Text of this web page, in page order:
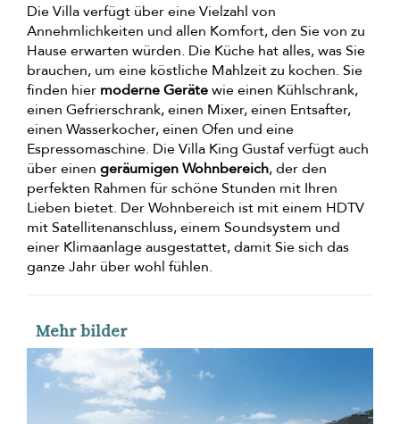
Die Villa verfügt über eine Vielzahl von
Annehmlichkeiten und allen Komfort, den Sie von zu
Hause erwarten würden. Die Küche hat alles, was Sie
brauchen, um eine köstliche Mahlzeit zu kochen. Sie
finden hier moderne Gerätewie einen Kühlschrank,
einen Gefrierschrank, einen Mixer, einen Entsafter,
einen Wasserkocher, einen Ofen und eine
Espressomaschine. Die Villa King Gustaf verfügt auch
über einen geräumigen Wohnbereich, der den
perfekten Rahmen für schöne Stunden mit Ihren
Lieben bietet. Der Wohnbereich ist mit einem HDTV
mit Satellitenanschluss, einem Soundsystem und
einer Klimaanlage ausgestattet, damit Sie sich das
ganze Jahr über wohl fühlen.
Mehr bilder